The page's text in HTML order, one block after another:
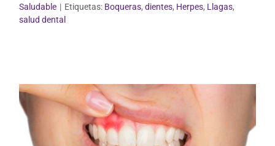
Saludable | Etiquetas: Boqueras, dientes, Herpes, Llagas,
salud dental